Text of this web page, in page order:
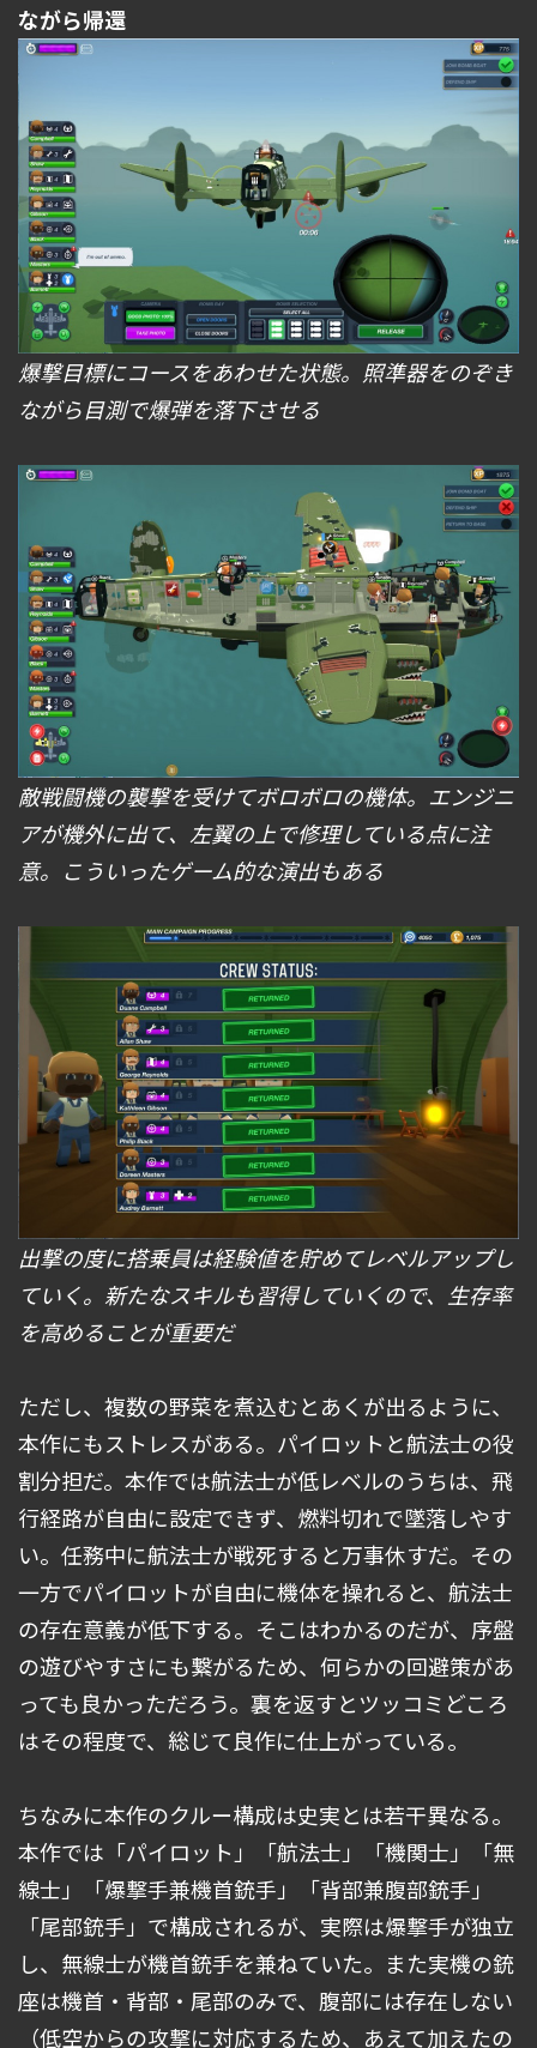
ながら帰還
爆撃目標にコースをあわせた状態。照準器をのぞき
ながら目測で爆弾を落下させる
敵戦闘機の襲撃を受けてボロボロの機体。エンジニ
アが機外に出て、左翼の上で修理している点に注
意。こういったゲーム的な演出もある
出撃の度に搭乗員は経験値を貯めてレベルアップし
ていく。新たなスキルも習得していくので、生存率
を高めることが重要だ
ただし、複数の野菜を煮込むとあくが出るように、
本作にもストレスがある。パイロットと航法士の役
割分担だ。本作では航法士が低レベルのうちは、飛
行経路が自由に設定できず、燃料切れで墜落しやす
い。任務中に航法士が戦死すると万事休すだ。その
一方でパイロットが自由に機体を操れると、航法士
の存在意義が低下する。そこはわかるのだが、序盤
の遊びやすさにも繋がるため、何らかの回避策があ
っても良かっただろう。裏を返すとツッコミどころ
はその程度で、総じて良作に仕上がっている。
ちなみに本作のクルー構成は史実とは若干異なる。
本作では「パイロット」「航法士」「機関士」「無
線士」「爆撃手兼機首銃手」「背部兼腹部銃手」
「尾部銃手」で構成されるが、実際は爆撃手が独立
し、無線士が機首銃手を兼ねていた。また実機の銃
座は機首・背部・尾部のみで、腹部には存在しない
（低空からの攻撃に対応するため、あえて加えたの